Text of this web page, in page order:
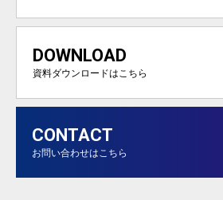
DOWNLOAD
資料ダウンロードはこちら
CONTACT
お問い合わせはこちら